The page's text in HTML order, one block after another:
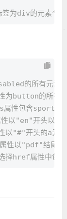
为div的元素*/
的所有元素
为button的所有
性包含sports
以"en"开头以及
以"#"开头的a元
性以"pdf"结尾
择href属性中包